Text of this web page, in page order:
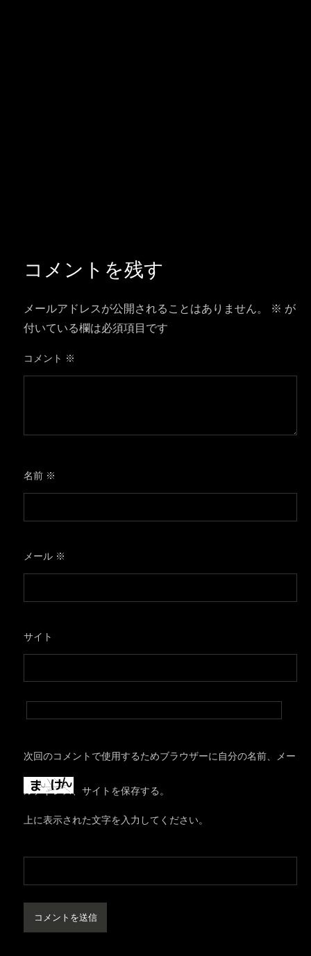
コメントを残す
メールアドレスが公開されることはありません。 ※ が
付いている欄は必須項目です
コメント ※
名前 ※
メール ※
サイト
次回のコメントで使用するためブラウザーに自分の名前、メー
ルアドレス、サイトを保存する。
上に表示された文字を入力してください。